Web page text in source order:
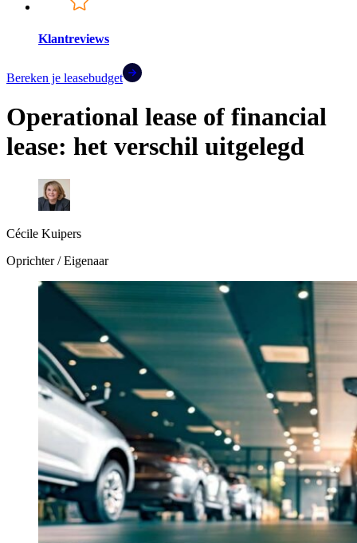
Klantreviews
Bereken je leasebudget
Operational lease of financial
lease: het verschil uitgelegd
Cécile Kuipers
Oprichter / Eigenaar